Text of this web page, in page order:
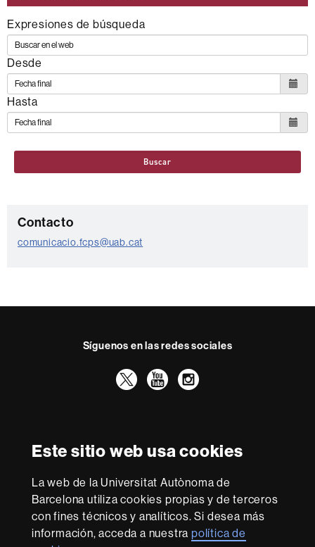
Este sitio web usa cookies
La web de la Universitat Autònoma de
Barcelona utiliza cookies propias y de terceros
con fines técnicos y analíticos. Si desea más
información, acceda a nuestrapolítica de
Expresiones de búsqueda
Desde
Hasta
Buscar
C
o
a
Contacto
comunicacio.fcps@uab.cat
Síguenos en las redes sociales
TwitterYouTube
Instagram
Excellence
Research
-
Euraxess
Con la financiación de